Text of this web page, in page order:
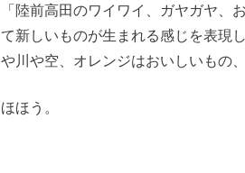
「陸前高田のワイワイ、ガヤガヤ
て新しいものが生まれる感じを表現
や川や空、オレンジはおいしいもの
ほほう。